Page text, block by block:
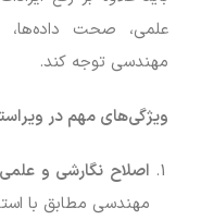
علمی، صحت داده‌ها،
مهندسی توجه کند.
ویژگی‌های مهم در
اصلاح نگارشی و علمی
مهندسی مطابق با